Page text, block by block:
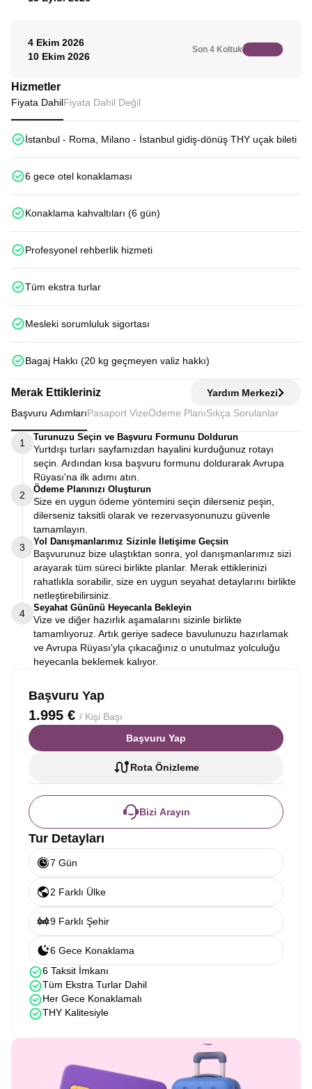
4 Ekim 2026
10 Ekim 2026
Son 4 Koltuk
Hizmetler
Fiyata DahilFiyata Dahil Değil
İstanbul - Roma, Milano - İstanbul gidiş-dönüş THY uçak bileti
6 gece otel konaklaması
Konaklama kahvaltıları (6 gün)
Profesyonel rehberlik hizmeti
Tüm ekstra turlar
Mesleki sorumluluk sigortası
Bagaj Hakkı (20 kg geçmeyen valiz hakkı)
Merak Ettikleriniz
Yardım Merkezi
Başvuru AdımlarıPasaport VizeÖdeme Planı Sıkça Sorulanlar
1
Turunuzu Seçin ve Başvuru Formunu Doldurun
Yurtdışı turları sayfamızdan hayalini kurduğunuz rotayı
seçin. Ardından kısa başvuru formunu doldurarak Avrupa
Rüyası'na ilk adımı atın.
2
Ödeme Planınızı Oluşturun
Size en uygun ödeme yöntemini seçin dilerseniz peşin,
dilerseniz taksitli olarak ve rezervasyonunuzu güvenle
tamamlayın.
3
Yol Danışmanlarımız Sizinle İletişime Geçsin
Başvurunuz bize ulaştıktan sonra, yol danışmanlarımız sizi
arayarak tüm süreci birlikte planlar. Merak ettiklerinizi
rahatlıkla sorabilir, size en uygun seyahat detaylarını birlikte
netleştirebilirsiniz.
4
Seyahat Gününü Heyecanla Bekleyin
Vize ve diğer hazırlık aşamalarını sizinle birlikte
tamamlıyoruz. Artık geriye sadece bavulunuzu hazırlamak
ve Avrupa Rüyası'yla çıkacağınız o unutulmaz yolculuğu
heyecanla beklemek kalıyor.
Başvuru Yap
1.995 € / Kişi Başı
Başvuru Yap
Rota Önizleme
Bizi Arayın
Tur Detayları
7 Gün
2 Farklı Ülke
9 Farklı Şehir
6 Gece Konaklama
6 Taksit İmkanı
Tüm Ekstra Turlar Dahil
Her Gece Konaklamalı
THY Kalitesiyle